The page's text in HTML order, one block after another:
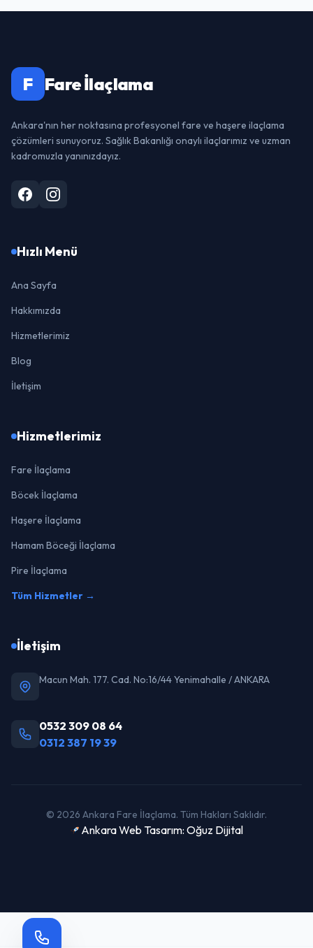
F Fare İlaçlama
Ankara'nın her noktasına profesyonel fare ve haşere ilaçlama
çözümleri sunuyoruz. Sağlık Bakanlığı onaylı ilaçlarımız ve uzman
kadromuzla yanınızdayız.
Hızlı Menü
Ana Sayfa
Hakkımızda
Hizmetlerimiz
Blog
İletişim
Hizmetlerimiz
Fare İlaçlama
Böcek İlaçlama
Haşere İlaçlama
Hamam Böceği İlaçlama
Pire İlaçlama
Tüm Hizmetler →
İletişim
Macun Mah. 177. Cad. No:16/44 Yenimahalle / ANKARA
0532 309 08 64
0312 387 19 39
© 2026 Ankara Fare İlaçlama. Tüm Hakları Saklıdır.
Ankara Web Tasarım: Oğuz Dijital